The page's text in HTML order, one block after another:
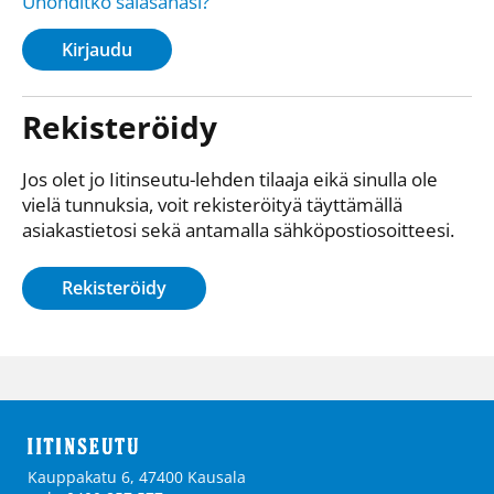
Kirjaudu
Rekisteröidy
Jos olet jo Iitinseutu-lehden tilaaja eikä sinulla ole
vielä tunnuksia, voit rekisteröityä täyttämällä
asiakastietosi sekä antamalla sähkö­posti­osoitteesi.
Rekisteröidy
Kauppakatu 6, 47400 Kausala